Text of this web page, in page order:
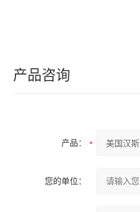
产品咨询
产品：
您的单位：